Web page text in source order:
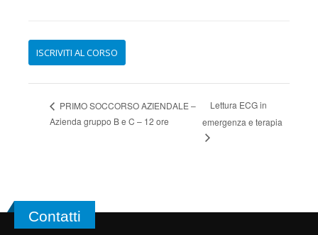
PRIMO SOCCORSO AZIENDALE –
Azienda gruppo B e C – 12 ore
Lettura ECG in
emergenza e terapia
Contatti